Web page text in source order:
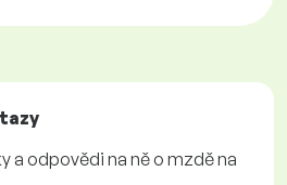
a odpovědi na ně o mzdě na